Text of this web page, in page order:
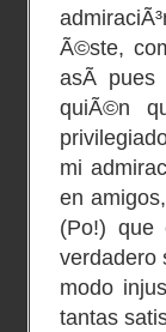
Ã©ste,
asÃ­ pues
quiÃ©n
mi
en
(Po!) que
verdadero
modo
tantas